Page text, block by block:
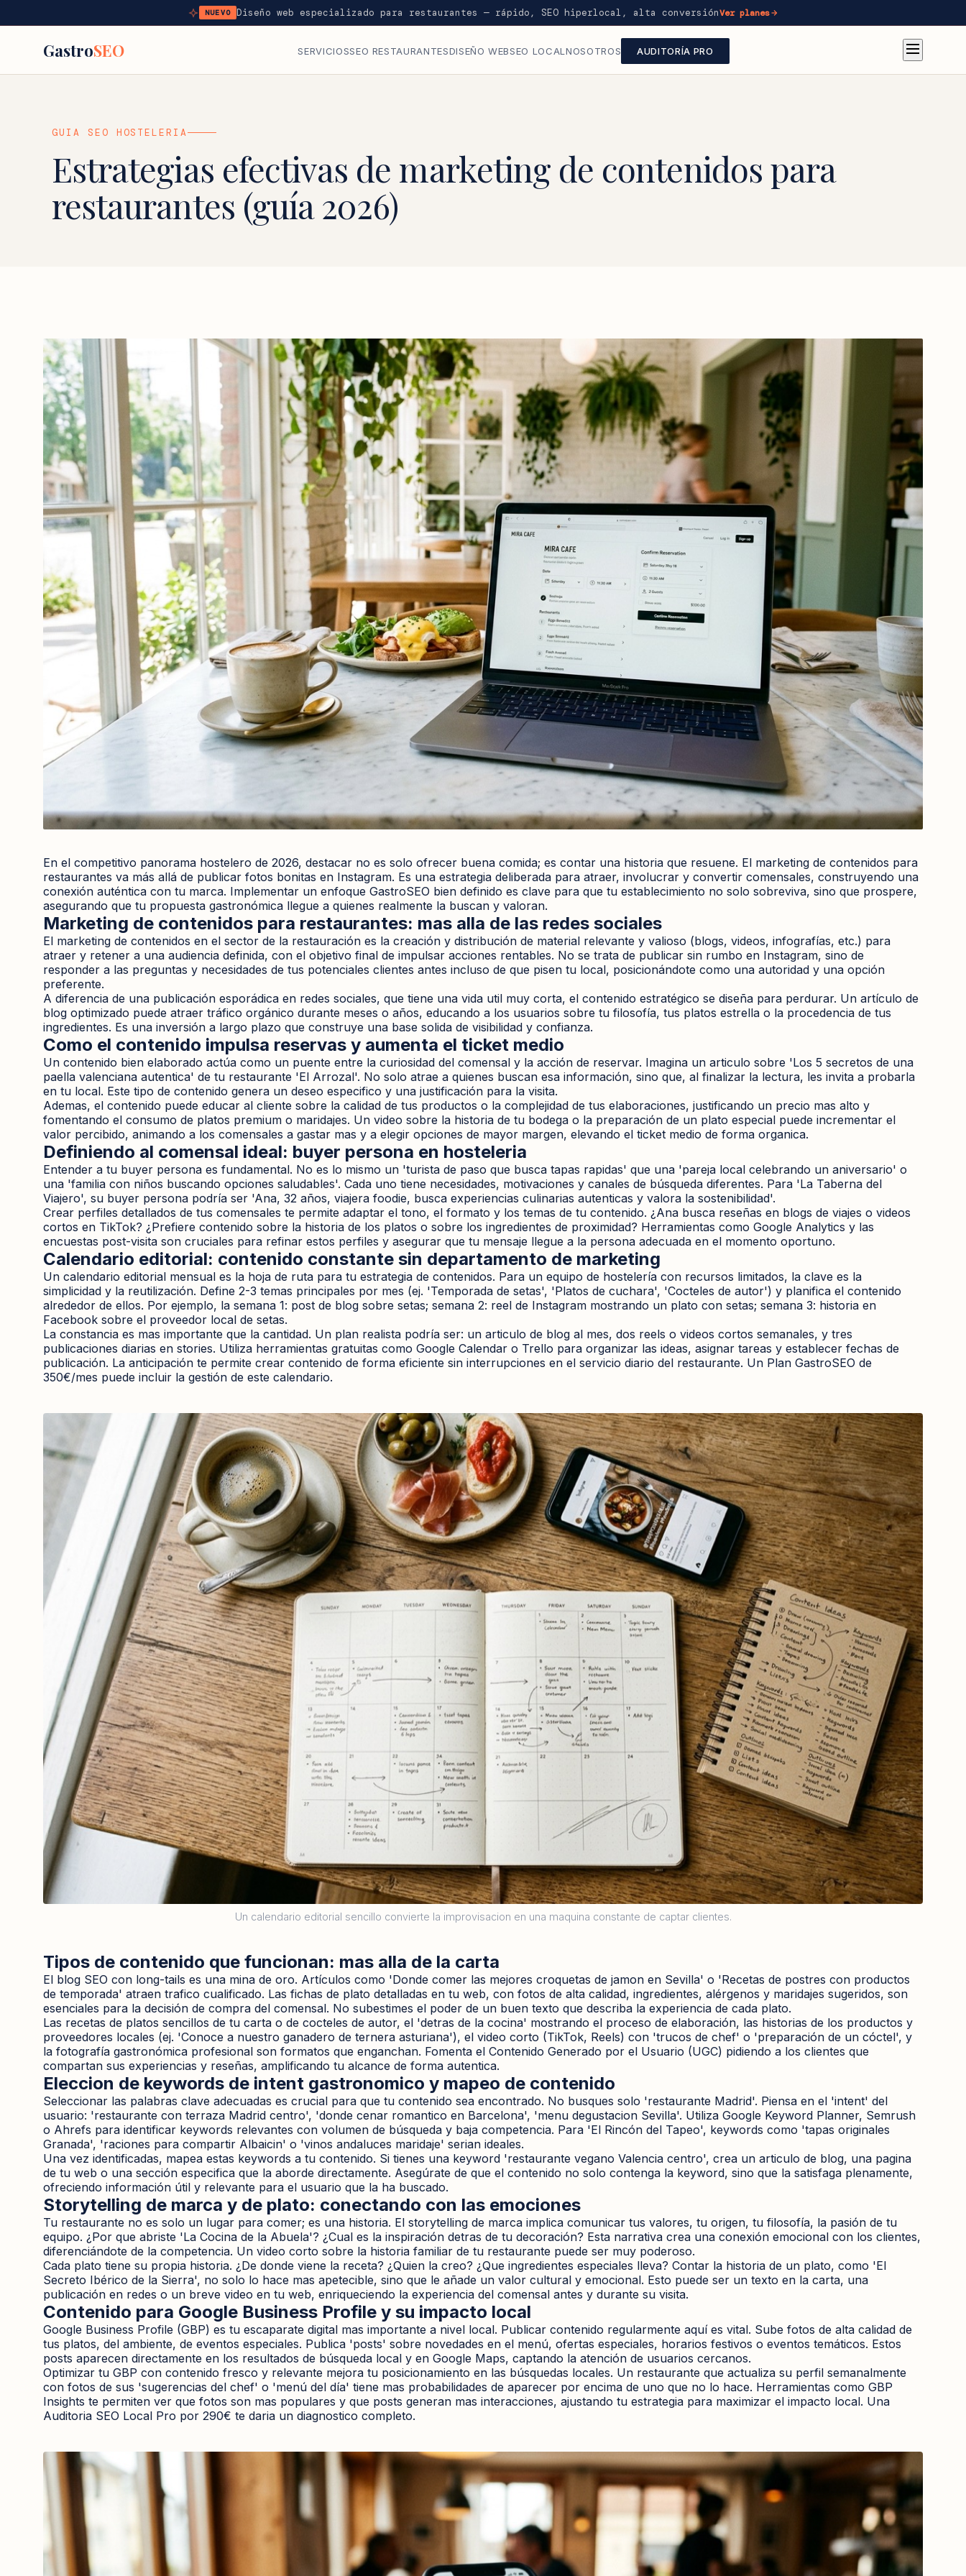
NUEVO Diseño web especializado para restaurantes — rápido, SEO hiperlocal, alta conversiónVer planes
GastroSEO SERVICIOSSEO RESTAURANTESDISEÑO WEBSEO LOCAL NOSOTROS AUDITORÍA PRO
GUIA SEO HOSTELERIA
Estrategias efectivas de marketing de contenidos para
restaurantes (guía 2026)
En el competitivo panorama hostelero de 2026, destacar no es solo ofrecer buena comida; es contar una historia que resuene. El marketing de contenidos para
restaurantes va más allá de publicar fotos bonitas en Instagram. Es una estrategia deliberada para atraer, involucrar y convertir comensales, construyendo una
conexión auténtica con tu marca. Implementar un enfoque GastroSEO bien definido es clave para que tu establecimiento no solo sobreviva, sino que prospere,
asegurando que tu propuesta gastronómica llegue a quienes realmente la buscan y valoran.
Marketing de contenidos para restaurantes: mas alla de las redes sociales
El marketing de contenidos en el sector de la restauración es la creación y distribución de material relevante y valioso (blogs, videos, infografías, etc.) para
atraer y retener a una audiencia definida, con el objetivo final de impulsar acciones rentables. No se trata de publicar sin rumbo en Instagram, sino de
responder a las preguntas y necesidades de tus potenciales clientes antes incluso de que pisen tu local, posicionándote como una autoridad y una opción
preferente.
A diferencia de una publicación esporádica en redes sociales, que tiene una vida util muy corta, el contenido estratégico se diseña para perdurar. Un artículo de
blog optimizado puede atraer tráfico orgánico durante meses o años, educando a los usuarios sobre tu filosofía, tus platos estrella o la procedencia de tus
ingredientes. Es una inversión a largo plazo que construye una base solida de visibilidad y confianza.
Como el contenido impulsa reservas y aumenta el ticket medio
Un contenido bien elaborado actúa como un puente entre la curiosidad del comensal y la acción de reservar. Imagina un articulo sobre 'Los 5 secretos de una
paella valenciana autentica' de tu restaurante 'El Arrozal'. No solo atrae a quienes buscan esa información, sino que, al finalizar la lectura, les invita a probarla
en tu local. Este tipo de contenido genera un deseo especifico y una justificación para la visita.
Ademas, el contenido puede educar al cliente sobre la calidad de tus productos o la complejidad de tus elaboraciones, justificando un precio mas alto y
fomentando el consumo de platos premium o maridajes. Un video sobre la historia de tu bodega o la preparación de un plato especial puede incrementar el
valor percibido, animando a los comensales a gastar mas y a elegir opciones de mayor margen, elevando el ticket medio de forma organica.
Definiendo al comensal ideal: buyer persona en hosteleria
Entender a tu buyer persona es fundamental. No es lo mismo un 'turista de paso que busca tapas rapidas' que una 'pareja local celebrando un aniversario' o
una 'familia con niños buscando opciones saludables'. Cada uno tiene necesidades, motivaciones y canales de búsqueda diferentes. Para 'La Taberna del
Viajero', su buyer persona podría ser 'Ana, 32 años, viajera foodie, busca experiencias culinarias autenticas y valora la sostenibilidad'.
Crear perfiles detallados de tus comensales te permite adaptar el tono, el formato y los temas de tu contenido. ¿Ana busca reseñas en blogs de viajes o videos
cortos en TikTok? ¿Prefiere contenido sobre la historia de los platos o sobre los ingredientes de proximidad? Herramientas como Google Analytics y las
encuestas post-visita son cruciales para refinar estos perfiles y asegurar que tu mensaje llegue a la persona adecuada en el momento oportuno.
Calendario editorial: contenido constante sin departamento de marketing
Un calendario editorial mensual es la hoja de ruta para tu estrategia de contenidos. Para un equipo de hostelería con recursos limitados, la clave es la
simplicidad y la reutilización. Define 2-3 temas principales por mes (ej. 'Temporada de setas', 'Platos de cuchara', 'Cocteles de autor') y planifica el contenido
alrededor de ellos. Por ejemplo, la semana 1: post de blog sobre setas; semana 2: reel de Instagram mostrando un plato con setas; semana 3: historia en
Facebook sobre el proveedor local de setas.
La constancia es mas importante que la cantidad. Un plan realista podría ser: un articulo de blog al mes, dos reels o videos cortos semanales, y tres
publicaciones diarias en stories. Utiliza herramientas gratuitas como Google Calendar o Trello para organizar las ideas, asignar tareas y establecer fechas de
publicación. La anticipación te permite crear contenido de forma eficiente sin interrupciones en el servicio diario del restaurante. Un Plan GastroSEO de
350€/mes puede incluir la gestión de este calendario.
Un calendario editorial sencillo convierte la improvisacion en una maquina constante de captar clientes.
Tipos de contenido que funcionan: mas alla de la carta
El blog SEO con long-tails es una mina de oro. Artículos como 'Donde comer las mejores croquetas de jamon en Sevilla' o 'Recetas de postres con productos
de temporada' atraen trafico cualificado. Las fichas de plato detalladas en tu web, con fotos de alta calidad, ingredientes, alérgenos y maridajes sugeridos, son
esenciales para la decisión de compra del comensal. No subestimes el poder de un buen texto que describa la experiencia de cada plato.
Las recetas de platos sencillos de tu carta o de cocteles de autor, el 'detras de la cocina' mostrando el proceso de elaboración, las historias de los productos y
proveedores locales (ej. 'Conoce a nuestro ganadero de ternera asturiana'), el video corto (TikTok, Reels) con 'trucos de chef' o 'preparación de un cóctel', y
la fotografía gastronómica profesional son formatos que enganchan. Fomenta el Contenido Generado por el Usuario (UGC) pidiendo a los clientes que
compartan sus experiencias y reseñas, amplificando tu alcance de forma autentica.
Eleccion de keywords de intent gastronomico y mapeo de contenido
Seleccionar las palabras clave adecuadas es crucial para que tu contenido sea encontrado. No busques solo 'restaurante Madrid'. Piensa en el 'intent' del
usuario: 'restaurante con terraza Madrid centro', 'donde cenar romantico en Barcelona', 'menu degustacion Sevilla'. Utiliza Google Keyword Planner, Semrush
o Ahrefs para identificar keywords relevantes con volumen de búsqueda y baja competencia. Para 'El Rincón del Tapeo', keywords como 'tapas originales
Granada', 'raciones para compartir Albaicin' o 'vinos andaluces maridaje' serian ideales.
Una vez identificadas, mapea estas keywords a tu contenido. Si tienes una keyword 'restaurante vegano Valencia centro', crea un articulo de blog, una pagina
de tu web o una sección especifica que la aborde directamente. Asegúrate de que el contenido no solo contenga la keyword, sino que la satisfaga plenamente,
ofreciendo información útil y relevante para el usuario que la ha buscado.
Storytelling de marca y de plato: conectando con las emociones
Tu restaurante no es solo un lugar para comer; es una historia. El storytelling de marca implica comunicar tus valores, tu origen, tu filosofía, la pasión de tu
equipo. ¿Por que abriste 'La Cocina de la Abuela'? ¿Cual es la inspiración detras de tu decoración? Esta narrativa crea una conexión emocional con los clientes,
diferenciándote de la competencia. Un video corto sobre la historia familiar de tu restaurante puede ser muy poderoso.
Cada plato tiene su propia historia. ¿De donde viene la receta? ¿Quien la creo? ¿Que ingredientes especiales lleva? Contar la historia de un plato, como 'El
Secreto Ibérico de la Sierra', no solo lo hace mas apetecible, sino que le añade un valor cultural y emocional. Esto puede ser un texto en la carta, una
publicación en redes o un breve video en tu web, enriqueciendo la experiencia del comensal antes y durante su visita.
Contenido para Google Business Profile y su impacto local
Google Business Profile (GBP) es tu escaparate digital mas importante a nivel local. Publicar contenido regularmente aquí es vital. Sube fotos de alta calidad de
tus platos, del ambiente, de eventos especiales. Publica 'posts' sobre novedades en el menú, ofertas especiales, horarios festivos o eventos temáticos. Estos
posts aparecen directamente en los resultados de búsqueda local y en Google Maps, captando la atención de usuarios cercanos.
Optimizar tu GBP con contenido fresco y relevante mejora tu posicionamiento en las búsquedas locales. Un restaurante que actualiza su perfil semanalmente
con fotos de sus 'sugerencias del chef' o 'menú del día' tiene mas probabilidades de aparecer por encima de uno que no lo hace. Herramientas como GBP
Insights te permiten ver que fotos son mas populares y que posts generan mas interacciones, ajustando tu estrategia para maximizar el impacto local. Una
Auditoria SEO Local Pro por 290€ te daria un diagnostico completo.